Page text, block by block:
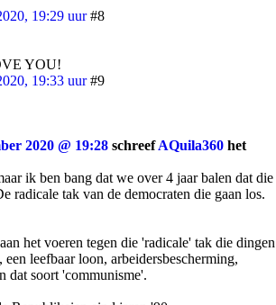
19:29 uur #8
YOU!
19:33 uur #9
2020 @ 19:28 schreefAQuila360 het
ik ben bang dat we over 4 jaar balen dat die
radicale tak van de democraten die gaan los.
het voeren tegen die 'radicale' tak die dingen
leefbaar loon, arbeidersbescherming,
dat soort 'communisme'.